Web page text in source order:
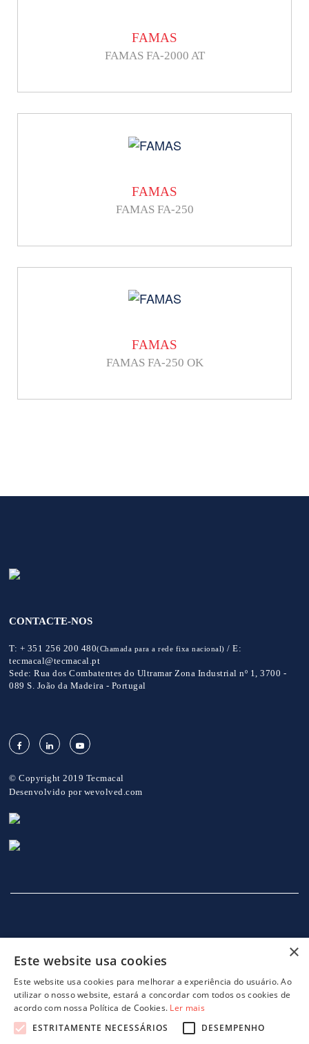
FAMAS
FAMAS FA-2000 AT
FAMAS
FAMAS FA-250
FAMAS
FAMAS FA-250 OK
CONTACTE-NOS
T: + 351 256 200 480(Chamada para a rede fixa nacional) /E:
tecmacal@tecmacal.pt
Sede: Rua dos Combatentes do Ultramar Zona Industrial nº 1, 3700 -
089 S. João da Madeira - Portugal
© Copyright 2019 Tecmacal
Desenvolvido por wevolved.com
INÍCIO EMPRESA SERVIÇOS ×
Este website usa cookies
Este website usa cookies para melhorar a experiência do usuário. Ao
utilizar o nosso website, estará a concordar com todos os cookies de
acordo com nossa Política de Cookies. Ler mais
ESTRITAMENTE NECESSÁRIOS
DESEMPENHO